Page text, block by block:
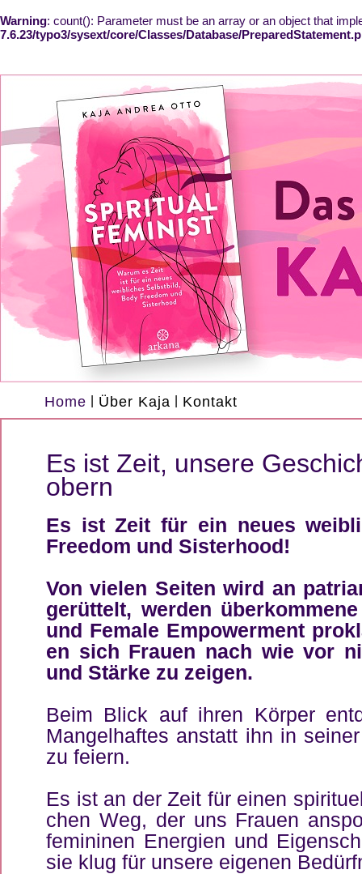
Warning: count(): Parameter must be an array or an object that
7.6.23/typo3/sysext/core/Classes/Database/
Home Über Kaja Kontakt
Es ist Zeit, un­se­re
obern
Es ist Zeit für ein neu­es
Free­dom und Sis­ter­hood!
Von vie­len Sei­ten wird an
gerüt­telt, wer­den
und Fe­ma­le Em­power­ment
en sich Frau­en nach wie vor
und Stär­ke zu zei­gen.
Beim Blick auf ih­ren Kör­per
Man­gel­haf­tes an­statt ihn in
zu fei­ern.
Es ist an der Zeit für ei­nen
chen Weg, der uns Frau­en
fe­mi­ni­nen En­er­gi­en und
sie klug für un­se­re ei­ge­nen